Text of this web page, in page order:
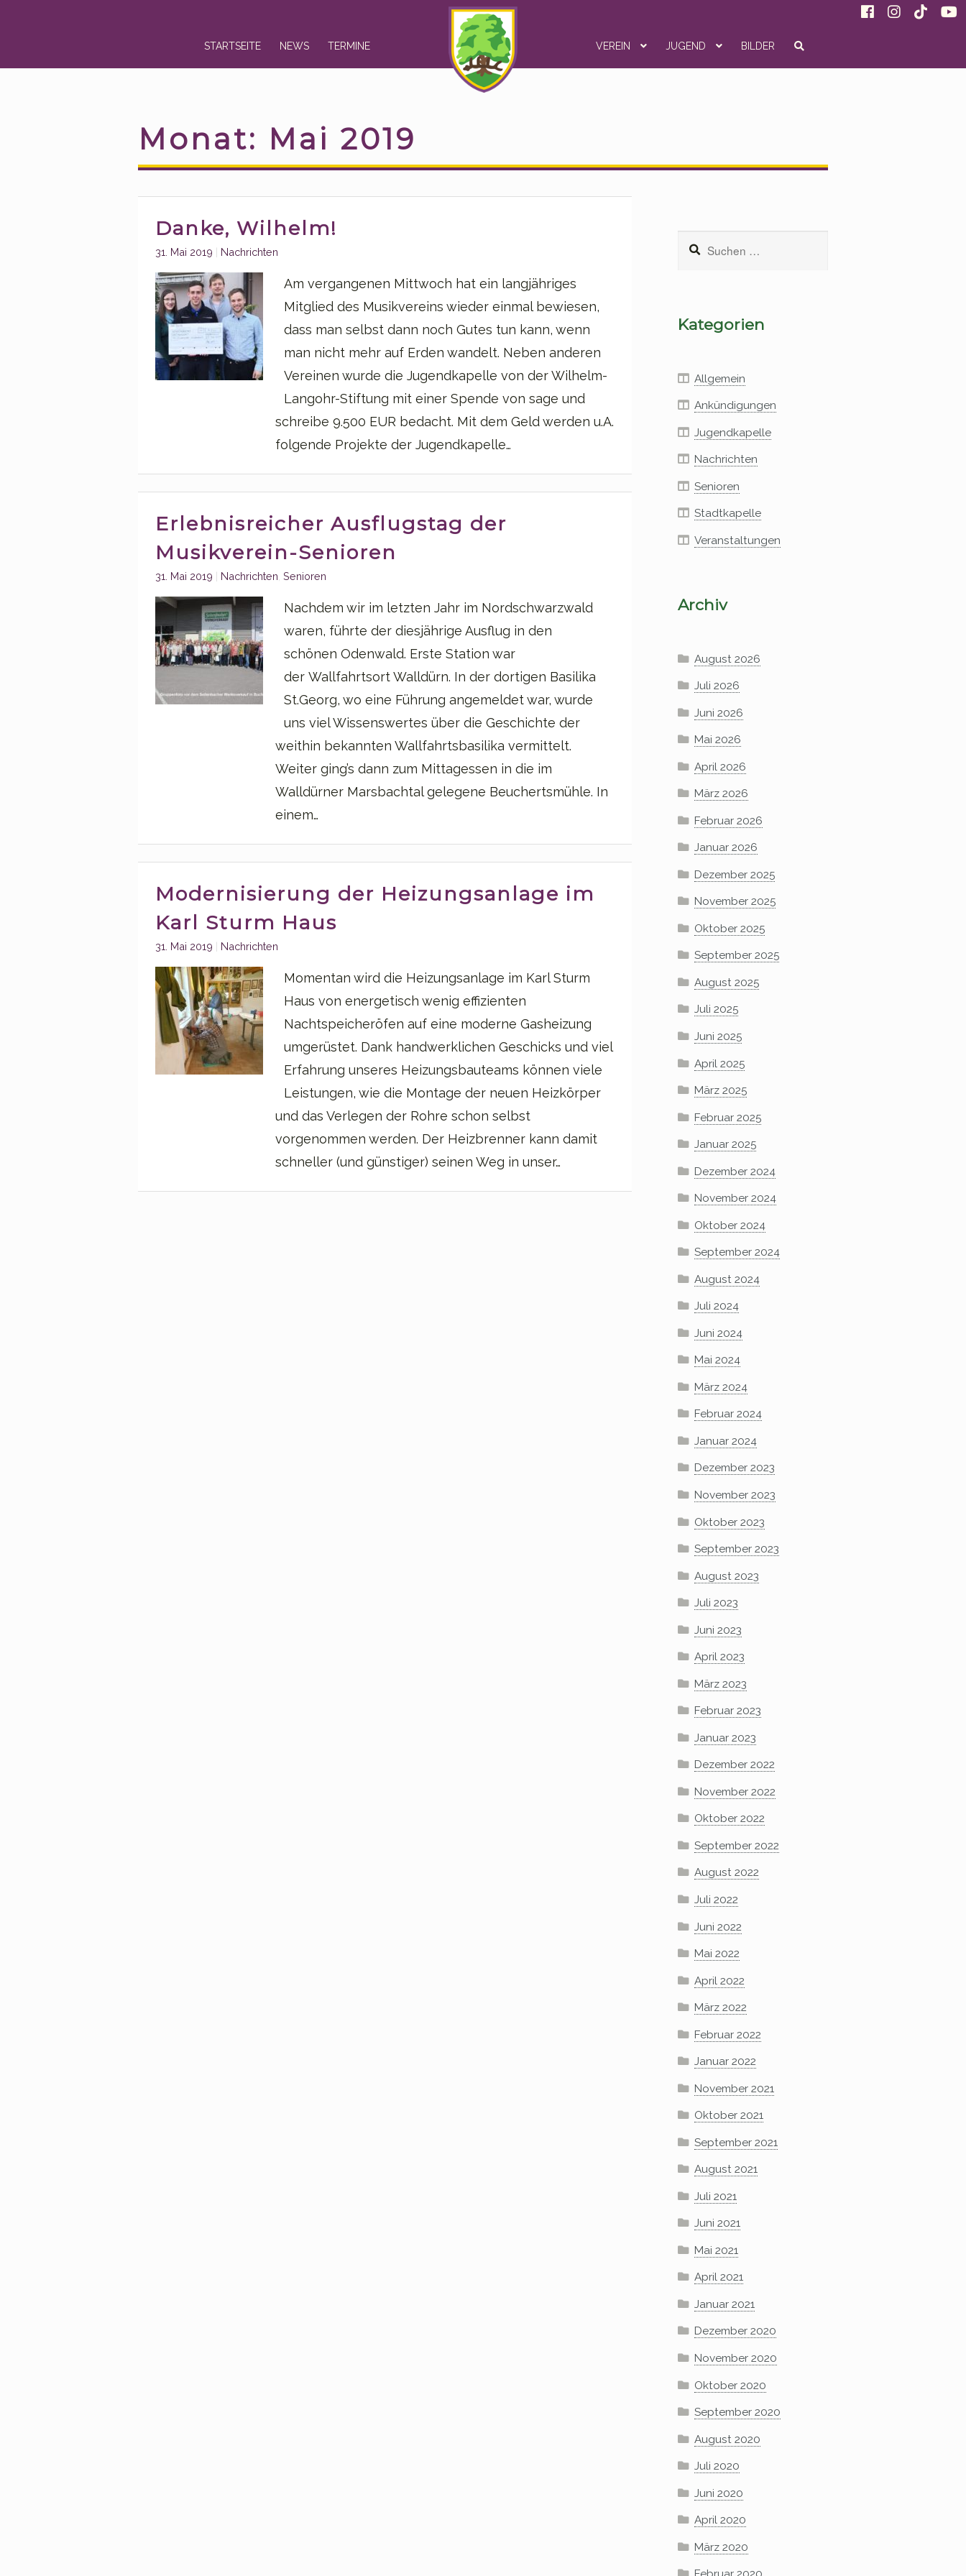
navigation
content
STARTSEITE NEWS TERMINE VEREIN JUGEND BILDER
Monat: Mai 2019
Danke, Wilhelm!
31. Mai 2019 Categories:
Nachrichten
Am vergangenen Mittwoch hat ein langjähriges
Mitglied des Musikvereins wieder einmal bewiesen,
dass man selbst dann noch Gutes tun kann, wenn
man nicht mehr auf Erden wandelt. Neben anderen
Vereinen wurde die Jugendkapelle von der Wilhelm-
Langohr-Stiftung mit einer Spende von sage und
schreibe 9.500 EUR bedacht. Mit dem Geld werden u.A.
folgende Projekte der Jugendkapelle…
Erlebnisreicher Ausflugstag der
Musikverein-Senioren
31. Mai 2019 Categories:
Nachrichten Senioren
Nachdem wir im letzten Jahr im Nordschwarzwald
waren, führte der diesjährige Ausflug in den
schönen Odenwald. Erste Station war
der Wallfahrtsort Walldürn. In der dortigen Basilika
St.Georg, wo eine Führung angemeldet war, wurde
uns viel Wissenswertes über die Geschichte der
weithin bekannten Wallfahrtsbasilika vermittelt.
Weiter ging’s dann zum Mittagessen in die im
Walldürner Marsbachtal gelegene Beuchertsmühle. In
einem…
Modernisierung der Heizungsanlage im
Karl Sturm Haus
31. Mai 2019 Categories:
Nachrichten
Momentan wird die Heizungsanlage im Karl Sturm
Haus von energetisch wenig effizienten
Nachtspeicheröfen auf eine moderne Gasheizung
umgerüstet. Dank handwerklichen Geschicks und viel
Erfahrung unseres Heizungsbauteams können viele
Leistungen, wie die Montage der neuen Heizkörper
und das Verlegen der Rohre schon selbst
vorgenommen werden. Der Heizbrenner kann damit
schneller (und günstiger) seinen Weg in unser…
nach:
Kategorien
Allgemein
Ankündigungen
Jugendkapelle
Nachrichten
Senioren
Stadtkapelle
Veranstaltungen
Archiv
August 2026
Juli 2026
Juni 2026
Mai 2026
April 2026
März 2026
Februar 2026
Januar 2026
Dezember 2025
November 2025
Oktober 2025
September 2025
August 2025
Juli 2025
Juni 2025
April 2025
März 2025
Februar 2025
Januar 2025
Dezember 2024
November 2024
Oktober 2024
September 2024
August 2024
Juli 2024
Juni 2024
Mai 2024
März 2024
Februar 2024
Januar 2024
Dezember 2023
November 2023
Oktober 2023
September 2023
August 2023
Juli 2023
Juni 2023
April 2023
März 2023
Februar 2023
Januar 2023
Dezember 2022
November 2022
Oktober 2022
September 2022
August 2022
Juli 2022
Juni 2022
Mai 2022
April 2022
März 2022
Februar 2022
Januar 2022
November 2021
Oktober 2021
September 2021
August 2021
Juli 2021
Juni 2021
Mai 2021
April 2021
Januar 2021
Dezember 2020
November 2020
Oktober 2020
September 2020
August 2020
Juli 2020
Juni 2020
April 2020
März 2020